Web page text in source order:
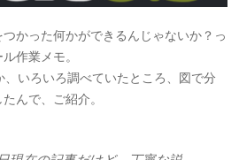
かった何かができるんじゃないか？っ
作業メモ。
、いろいろ調べていたところ、図で分
んで、ご紹介。